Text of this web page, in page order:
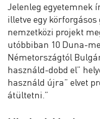
Jelenleg egyetemnek
illetve egy
nemzetközi projekt
utóbbiban 10 Duna-
Németországtól
használd-dobd el”
használd újra” elvet
átültetni.”